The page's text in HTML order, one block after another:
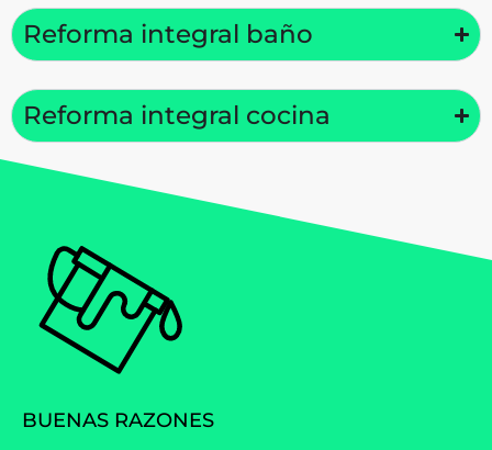
Reforma integral baño
Reforma integral cocina
BUENAS RAZONES